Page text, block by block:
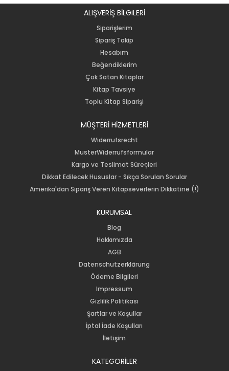
ALIŞVERİŞ BİLGiLERİ
Siparişlerim
Sipariş Takip
Hesabım
Beğendiklerim
Çok Satan Kitaplar
Kitap Tavsiye
Toplu Kitap Siparişi
MÜŞTERİ HİZMETLERİ
Widerrufsrecht
MusterWiderrufsformular
Kargo ve Teslimat Süreçleri
Dikkat Edilecek Hususlar - Sıkça Sorulan Sorular
Amerika'dan Sipariş Veren Kitapseverlerin Dikkatine (!)
KURUMSAL
Blog
Hakkımızda
AGB
Datenschutzerklärung
Ödeme Bilgileri
Impressum
Gizlilik Politikası
Şartlar ve Koşullar
İptal İade Koşulları
İletişim
KATEGORİLER